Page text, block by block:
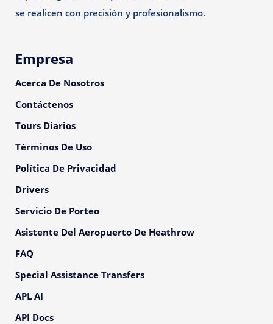
se realicen con precisión y profesionalismo.
Empresa
Acerca De Nosotros
Contáctenos
Tours Diarios
Términos De Uso
Política De Privacidad
Drivers
Servicio De Porteo
Asistente Del Aeropuerto De Heathrow
FAQ
Special Assistance Transfers
APL AI
API Docs